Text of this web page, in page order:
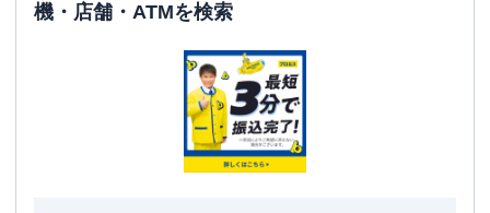
〇
〇
茨城県土浦市中神立町２-１１
機・店舗・ATMを検索